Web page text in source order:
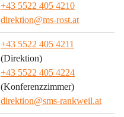
+43 5522 405 4210
direktion@ms-rost.at
+43 5522 405 4211
(Direktion)
+43 5522 405 4224
(Konferenzzimmer)
direktion@sms-rankweil.at